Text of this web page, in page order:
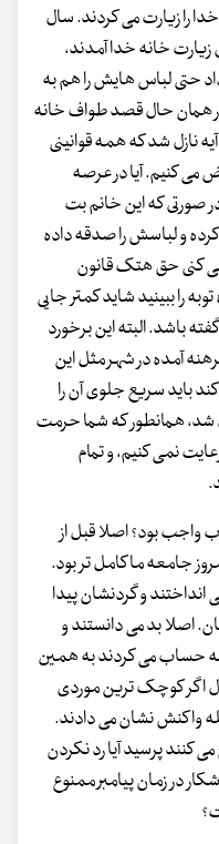
را زیارت می کردند. سال
خانه خدا آمدند،
حتی لباس هایش را هم به
همان حال قصد طواف خانه
نازل شد که همه قوانینی
کنیم. آیا در عرصه
صورتی که این خانم بت
و لباسش را صدقه داده
کنی حق هتک قانون
آیات اول تا 27 ام سوره توبه را ببینید شاید کمتر جایی
باشد. البته این برخورد
آمده در شهر مثل این
باید سریع جلوی آن را
شد، همانطور که شما حرمت
نمی کنیم، و تمام
واجب بود؟ اصلا قبل از
جامعه ما کامل تر بود.
و گردنشان پیدا
اصلا بد می دانستند و
حساب می کردند به همین
اگر کوچک ترین موردی
واکنش نشان می دادند.
کنند پرسید آیا رد نکردن
در زمان پیامبر ممنوع